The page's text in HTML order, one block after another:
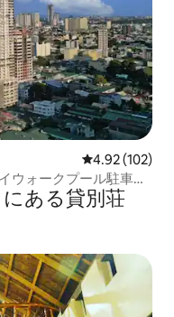
レビュー102
4.92 (102)
ウォークプール駐車場
ある貸別荘